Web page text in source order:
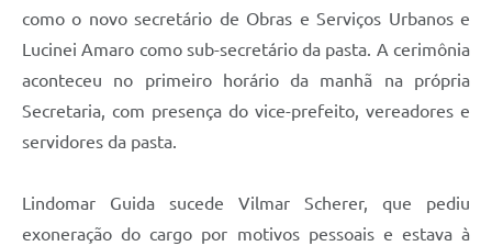
como o novo secretário de Obras e Serviços Urbanos e
Lucinei Amaro como sub-secretário da pasta. A cerimônia
aconteceu no primeiro horário da manhã na própria
Secretaria, com presença do vice-prefeito, vereadores e
servidores da pasta.
Lindomar Guida sucede Vilmar Scherer, que pediu
exoneração do cargo por motivos pessoais e estava à